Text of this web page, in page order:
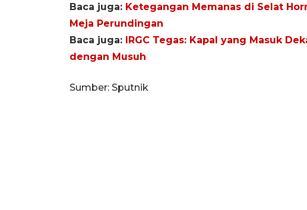
Baca juga: Ketegangan Memanas di Selat
Meja Perundingan
Baca juga: IRGC Tegas: Kapal yang Masuk
dengan Musuh
Sumber: Sputnik